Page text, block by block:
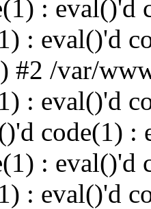
: eval()'d
: eval()'d
#2 /var/
: eval()'d
code(1) :
: eval()'d
: eval()'d